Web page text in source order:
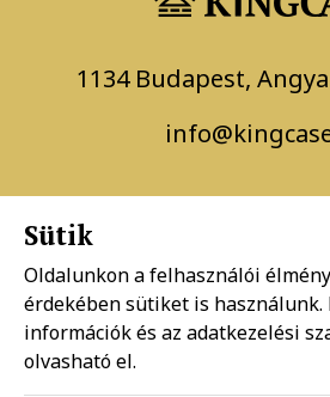
1134 Budapest,
Adatkezelési
Sütik
Oldalunkon a felhasználói
érdekében sütiket is használunk.
információk és az adatkezelési
olvasható el.